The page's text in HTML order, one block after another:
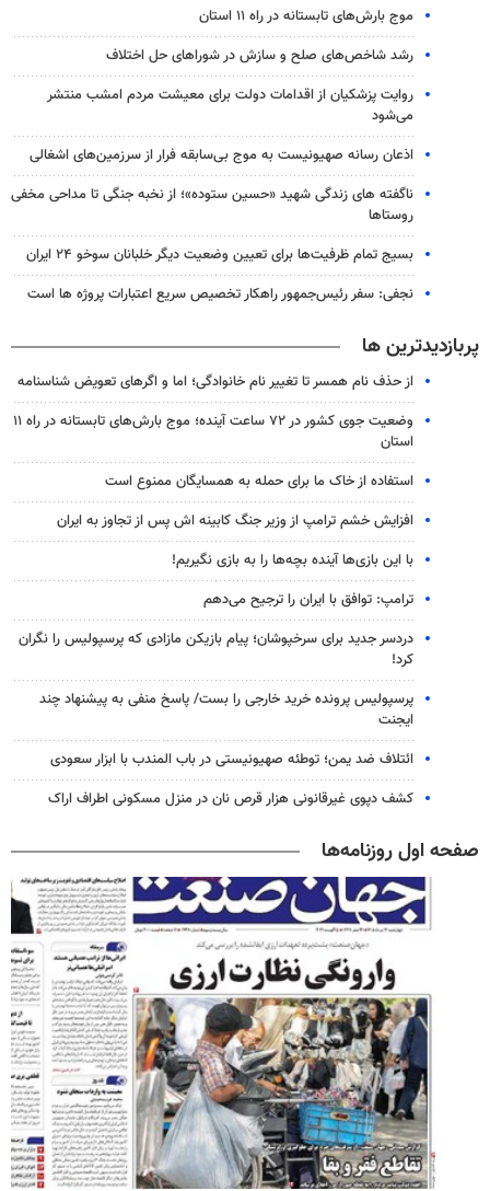
موج بارش‌های تابستانه در راه ۱۱ استان
رشد شاخص‌های صلح و سازش در شوراهای حل اختلاف
روایت پزشکیان از اقدامات دولت برای معیشت مردم امشب منتشر
می‌شود
اذعان رسانه صهیونیست به موج بی‌سابقه فرار از سرزمین‌های اشغالی
ناگفته های زندگی شهید «حسین ستوده»؛ از نخبه جنگی تا مداحی مخفی
روستاها
بسیج تمام ظرفیت‌ها برای تعیین وضعیت دیگر خلبانان سوخو ۲۴ ایران
نجفی: سفر رئیس‌جمهور راهکار تخصیص سریع اعتبارات پروژه ها است
پربازدیدترین ها
از حذف نام همسر تا تغییر نام خانوادگی؛ اما و اگرهای تعویض شناسنامه
وضعیت جوی کشور در ۷۲ ساعت آینده؛ موج بارش‌های تابستانه در راه ۱۱
استان
استفاده از خاک ما برای حمله به همسایگان ممنوع است
افزایش خشم ترامپ از وزیر جنگ کابینه اش پس از تجاوز به ایران
با این بازی‌ها آینده بچه‌ها را به بازی نگیریم!
ترامپ: توافق با ایران را ترجیح می‌دهم
دردسر جدید برای سرخپوشان؛ پیام بازیکن مازادی که پرسپولیس را نگران
کرد!
پرسپولیس پرونده خرید خارجی را بست/ پاسخ منفی به پیشنهاد چند
ایجنت
ائتلاف ضد یمن؛ توطئه صهیونیستی در باب المندب با ابزار سعودی
کشف دپوی غیرقانونی هزار قرص نان در منزل مسکونی اطراف اراک
صفحه اول روزنامه‌ها